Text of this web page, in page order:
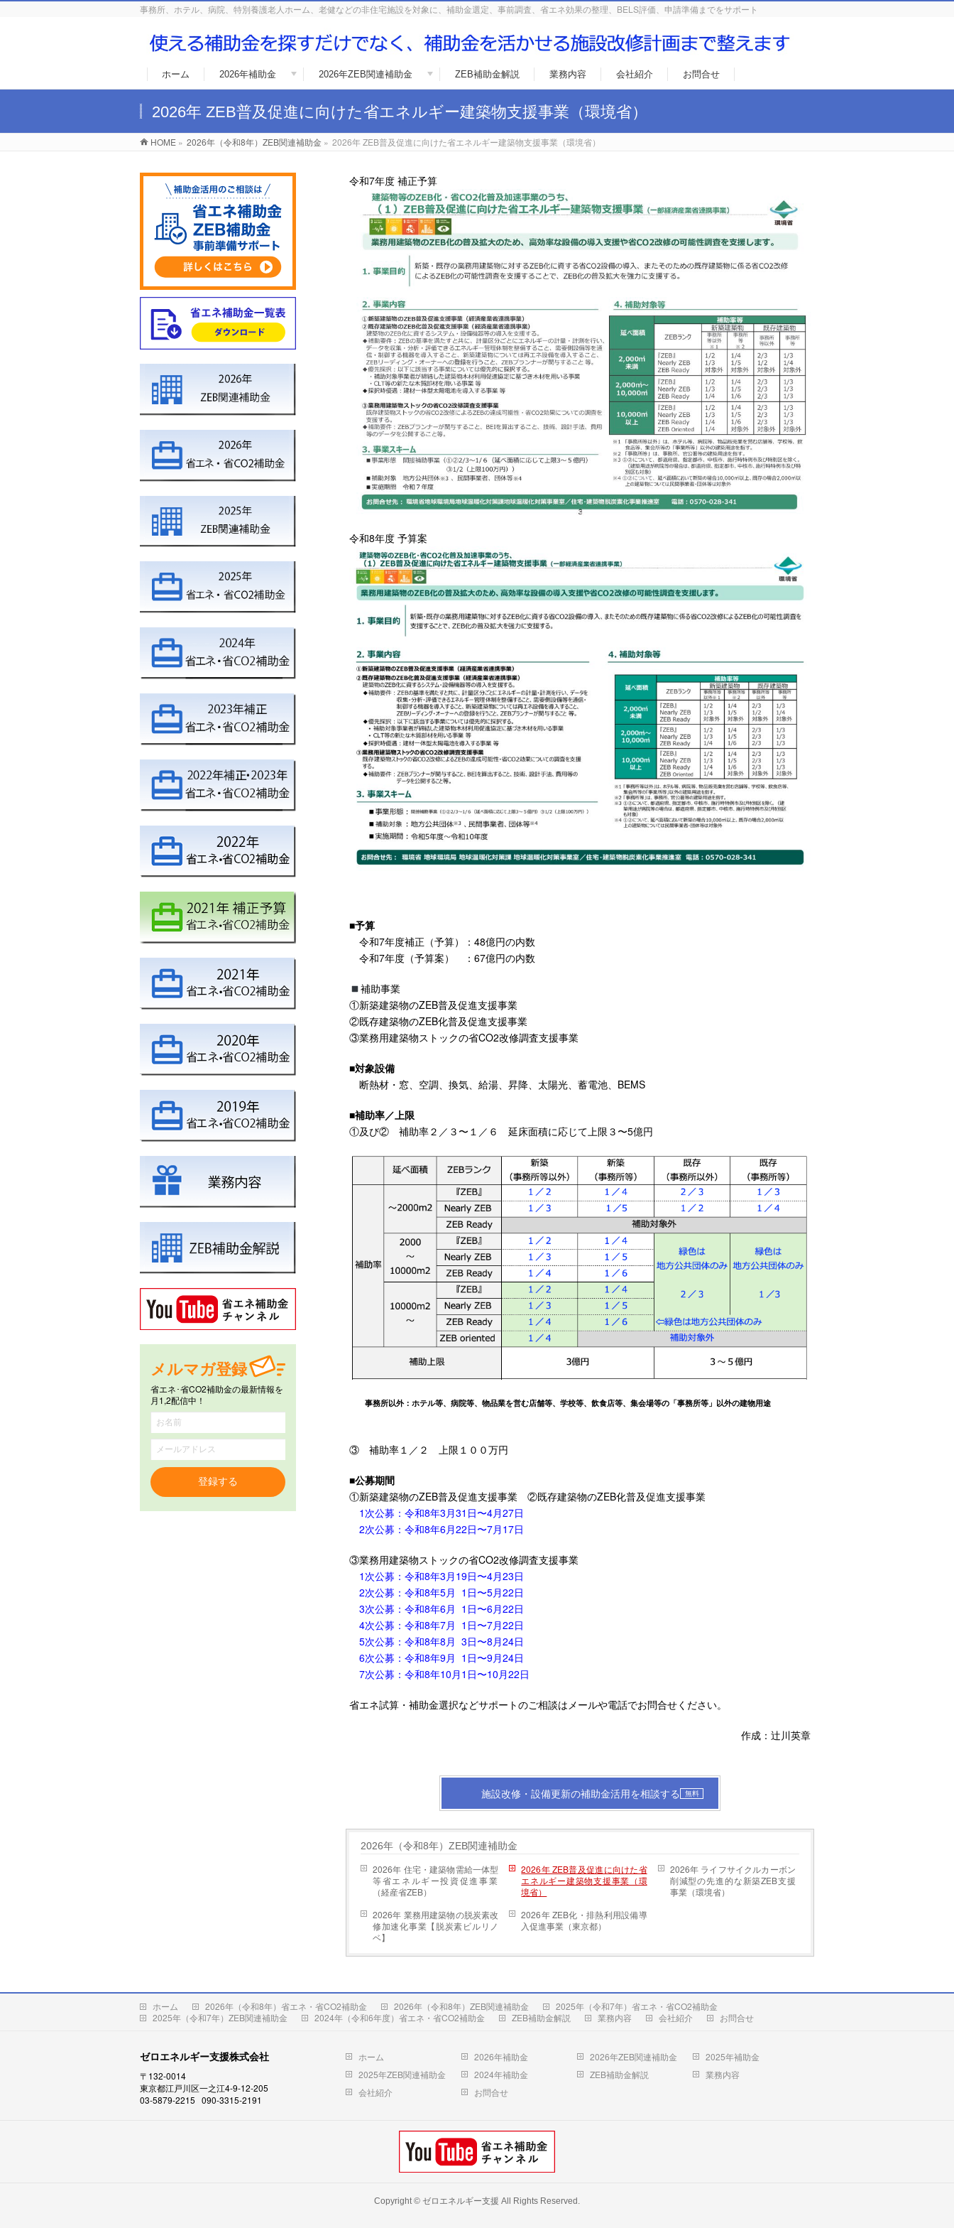
事務所、ホテル、病院、特別養護老人ホーム、老健などの非住宅施設を対象に、補助金選定、事前調査、省エネ効果の整理、BELS評価、申請準備までをサポート
ホーム 2026年補助金 2026年ZEB関連補助金 ZEB補助金解説 業務内容 会社紹介 お問合せ
2026年 ZEB普及促進に向けた省エネルギー建築物支援事業（環境省）
HOME » 2026年（令和8年）ZEB関連補助金 » 2026年 ZEB普及促進に向けた省エネルギー建築物支援事業（環境省）
令和7年度 補正予算
令和8年度 予算案
■予算
令和7年度補正（予算）：48億円の内数
令和7年度（予算案） ：67億円の内数
補助事業
①新築建築物のZEB普及促進支援事業
②既存建築物のZEB化普及促進支援事業
③業務用建築物ストックの省CO2改修調査支援事業
■対象設備
断熱材・窓、空調、換気、給湯、昇降、太陽光、蓄電池、 BEMS
■補助率／上限
①及び② 補助率２／３〜１／６ 延床面積に応じて上限３〜5億円
事務所以外：ホテル等、病院等、物品業を営む店舗等、学校等、飲食店等、集会場等の「事務所等」以外の建物用途
③ 補助率１／２ 上限１００万円
■公募期間
①新築建築物のZEB普及促進支援事業 ②既存建築物のZEB化普及促進支援事業
1次公募：令和8年3月31日〜4月27日
2次公募：令和8年6月22日〜7月17日
③業務用建築物ストックの省CO2改修調査支援事業
1次公募：令和8年3月19日〜4月23日
2次公募：令和8年5月 1日〜5月22日
3次公募：令和8年6月 1日〜6月22日
4次公募：令和8年7月 1日〜7月22日
5次公募：令和8年8月 3日〜8月24日
6次公募：令和8年9月 1日〜9月24日
7次公募：令和8年10月1日〜10月22日
省エネ試算・補助金選択などサポートのご相談はメールや電話でお問合せください。
作成：辻川英章
施設改修・設備更新の補助金活用を相談する 無料
2026年（令和8年）ZEB関連補助金
2026年 住宅・建築物需給一体型
等省エネルギー投資促進事業
（経産省ZEB）
2026年 ZEB普及促進に向けた省
エネルギー建築物支援事業（環
境省）
2026年 ライフサイクルカーボン
削減型の先進的な新築ZEB支援
事業（環境省）
2026年 業務用建築物の脱炭素改
修加速化事業【脱炭素ビルリノ
ベ】
2026年 ZEB化・排熱利用設備導
入促進事業（東京都）
メルマガ登録
省エネ･省CO2補助金の最新情報を
月1,2配信中！
登録する
ホーム 2026年（令和8年）省エネ・省CO2補助金 2026年（令和8年）ZEB関連補助金
2025年（令和7年）省エネ・省CO2補助金
2025年（令和7年）ZEB関連補助金
2024年（令和6年度）省エネ・省CO2補助金 ZEB補助金解説 業務内容 会社紹介 お問合せ
ゼロエネルギー支援株式会社
〒132-0014
東京都江戸川区一之江4-9-12-205
03-5879-2215 090-3315-2191
ホーム 2026年補助金 2026年ZEB関連補助金
2025年補助金
2025年ZEB関連補助金
2024年補助金 ZEB補助金解説
業務内容
会社紹介
お問合せ
Copyright © ゼロエネルギー支援 All Rights Reserved.